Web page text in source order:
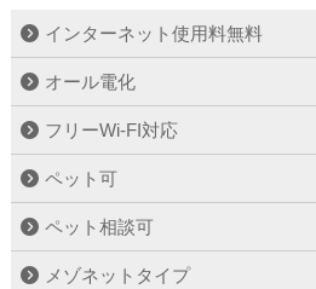
インターネット使用料無料
オール電化
フリーWi-FI対応
ペット可
ペット相談可
メゾネットタイプ